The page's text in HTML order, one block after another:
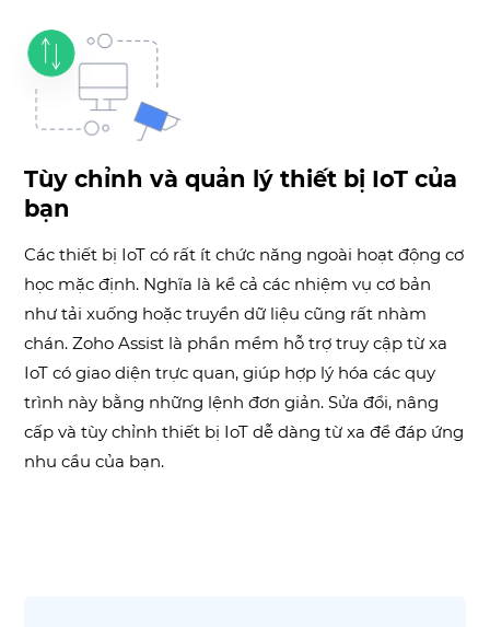
Tùy chỉnh và quản lý thiết bị IoT của
bạn
Các thiết bị IoT có rất ít chức năng ngoài hoạt động cơ
học mặc định. Nghĩa là kể cả các nhiệm vụ cơ bản
như tải xuống hoặc truyền dữ liệu cũng rất nhàm
chán. Zoho Assist là phần mềm hỗ trợ truy cập từ xa
IoT có giao diện trực quan, giúp hợp lý hóa các quy
trình này bằng những lệnh đơn giản. Sửa đổi, nâng
cấp và tùy chỉnh thiết bị IoT dễ dàng từ xa để đáp ứng
nhu cầu của bạn.